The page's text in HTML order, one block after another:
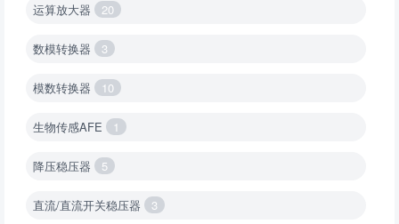
运算放大器 20
数模转换器 3
模数转换器 10
生物传感AFE 1
降压稳压器 5
直流/直流开关稳压器 3